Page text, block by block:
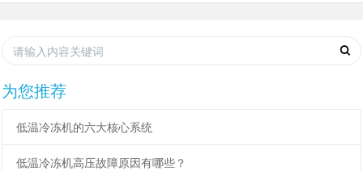
为您推荐
低温冷冻机的六大核心系统
低温冷冻机高压故障原因有哪些？